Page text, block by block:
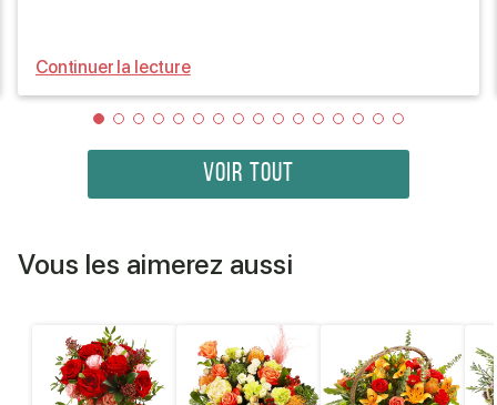
Continuer la lecture
VOIR TOUT
Vous les aimerez aussi